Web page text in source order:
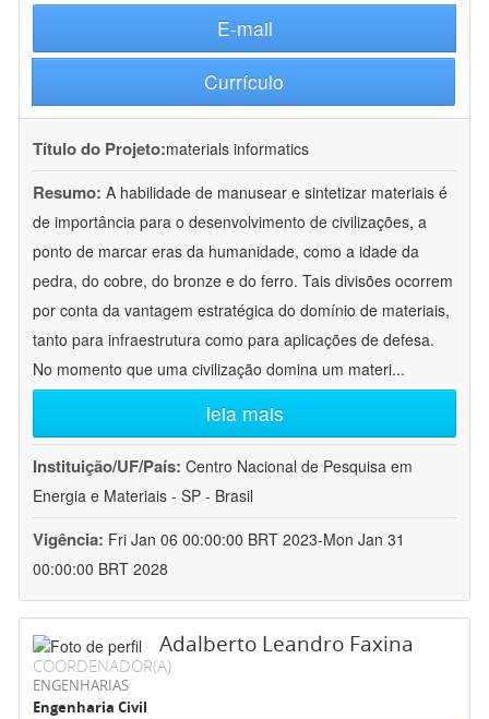
E-mail
Currículo
Título do Projeto:materials informatics
Resumo: A habilidade de manusear e sintetizar materiais é
de importância para o desenvolvimento de civilizações, a
ponto de marcar eras da humanidade, como a idade da
pedra, do cobre, do bronze e do ferro. Tais divisões ocorrem
por conta da vantagem estratégica do domínio de materiais,
tanto para infraestrutura como para aplicações de defesa.
No momento que uma civilização domina um materi...
leia mais
Instituição/UF/País: Centro Nacional de Pesquisa em
Energia e Materiais - SP - Brasil
Vigência: Fri Jan 06 00:00:00 BRT 2023-Mon Jan 31
00:00:00 BRT 2028
Adalberto Leandro Faxina
COORDENADOR(A)
ENGENHARIAS
Engenharia Civil